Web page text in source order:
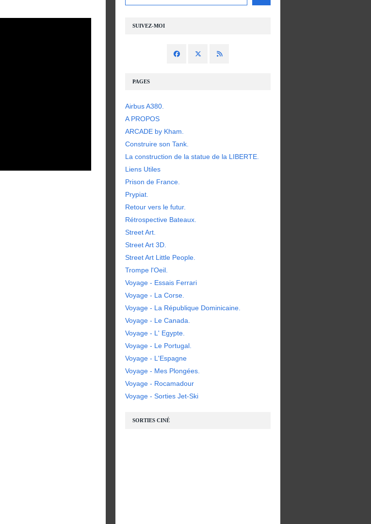
SUIVEZ-MOI
PAGES
Airbus A380.
A PROPOS
ARCADE by Kham.
Construire son Tank.
La construction de la statue de la LIBERTE.
Liens Utiles
Prison de France.
Prypiat.
Retour vers le futur.
Rétrospective Bateaux.
Street Art.
Street Art 3D.
Street Art Little People.
Trompe l'Oeil.
Voyage - Essais Ferrari
Voyage - La Corse.
Voyage - La République Dominicaine.
Voyage - Le Canada.
Voyage - L' Egypte.
Voyage - Le Portugal.
Voyage - L'Espagne
Voyage - Mes Plongées.
Voyage - Rocamadour
Voyage - Sorties Jet-Ski
SORTIES CINÉ